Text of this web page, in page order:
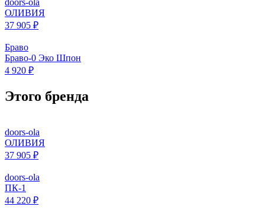
doors-ola
ОЛИВИЯ
37 905 ₽
Браво
Браво-0 Эко Шпон
4 920 ₽
Этого бренда
doors-ola
ОЛИВИЯ
37 905 ₽
doors-ola
ПК-1
44 220 ₽